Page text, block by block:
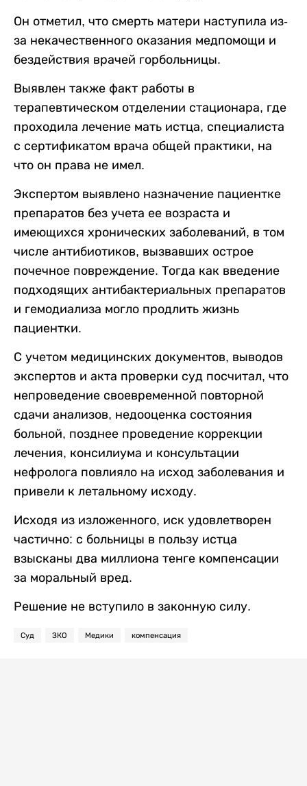
Он отметил, что смерть матери наступила из-
за некачественного оказания медпомощи и
бездействия врачей горбольницы.
Выявлен также факт работы в
терапевтическом отделении стационара, где
проходила лечение мать истца, специалиста
с сертификатом врача общей практики, на
что он права не имел.
Экспертом выявлено назначение пациентке
препаратов без учета ее возраста и
имеющихся хронических заболеваний, в том
числе антибиотиков, вызвавших острое
почечное повреждение. Тогда как введение
подходящих антибактериальных препаратов
и гемодиализа могло продлить жизнь
пациентки.
С учетом медицинских документов, выводов
экспертов и акта проверки суд посчитал, что
непроведение своевременной повторной
сдачи анализов, недооценка состояния
больной, позднее проведение коррекции
лечения, консилиума и консультации
нефролога повлияло на исход заболевания и
привели к летальному исходу.
Исходя из изложенного, иск удовлетворен
частично: с больницы в пользу истца
взысканы два миллиона тенге компенсации
за моральный вред.
Решение не вступило в законную силу.
Суд ЗКО Медики компенсация